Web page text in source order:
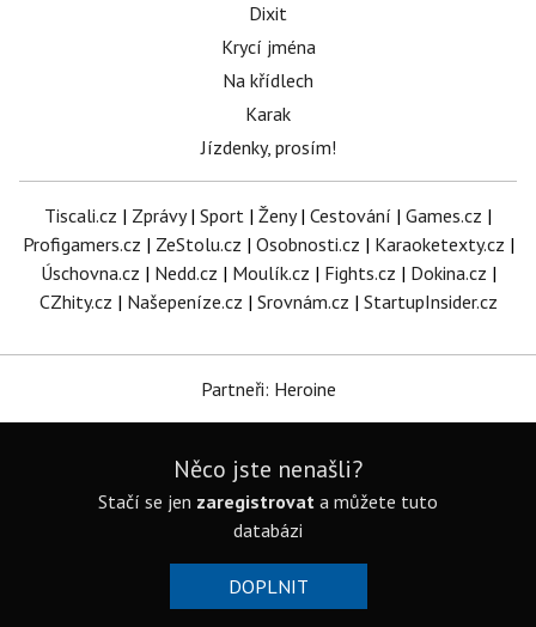
Dixit
Krycí jména
Na křídlech
Karak
Jízdenky, prosím!
Tiscali.cz | Zprávy| Sport | Ženy| Cestování | Games.cz |
Profigamers.cz | ZeStolu.cz | Osobnosti.cz | Karaoketexty.cz |
Úschovna.cz | Nedd.cz | Moulík.cz | Fights.cz | Dokina.cz |
CZhity.cz | Našepeníze.cz | Srovnám.cz | StartupInsider.cz
Partneři: Heroine
Něco jste nenašli?
Stačí se jen zaregistrovat a můžete tuto
databázi
DOPLNIT